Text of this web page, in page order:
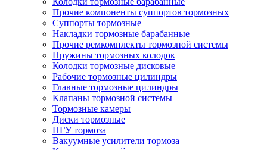
Прочие компоненты суппортов тормозных
Суппорты тормозные
Накладки тормозные барабанные
Прочие ремкомплекты тормозной системы
Пружины тормозных колодок
Колодки тормозные дисковые
Рабочие тормозные цилиндры
Главные тормозные цилиндры
Клапаны тормозной системы
Тормозные камеры
Диски тормозные
ПГУ тормоза
Вакуумные усилители тормоза